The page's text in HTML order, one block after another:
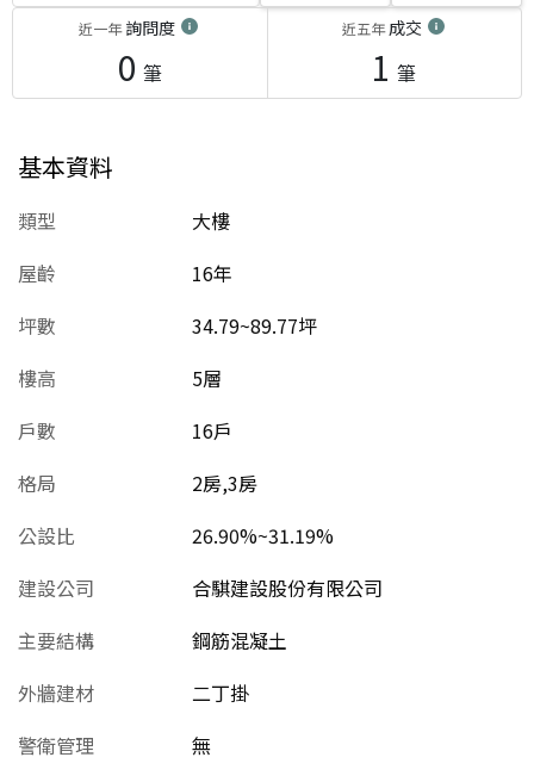
近一年詢問度
0 筆
近五年成交
1 筆
基本資料
類型
大樓
屋齡
16年
坪數
34.79~89.77坪
樓高
5層
戶數
16戶
格局
2房,3房
公設比
26.90%~31.19%
建設公司
合騏建設股份有限公司
主要結構
鋼筋混凝土
外牆建材
二丁掛
警衛管理
無